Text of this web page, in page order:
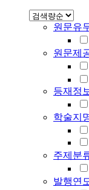
원문유
원문제
등재정
학술지
주제분
발행연